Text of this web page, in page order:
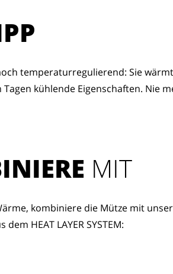
temperaturregulierend: Sie
kühlende Eigenschaften. Nie
MIT
kombiniere die Mütze mit
HEAT LAYER SYSTEM: